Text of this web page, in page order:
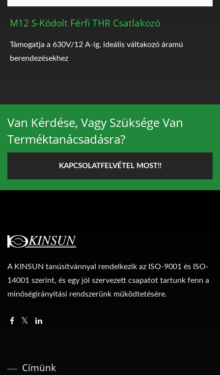
M12 S-Kódolt Férfi THR Csatlakozó
Támogatja a 630V/12 A-ig, ideális váltakozó áramú
berendezésekhez
Van Kérdése, Vagy Szüksége Van
Terméktanácsadásra?
KAPCSOLATFELVÉTEL MOST!!
A KINSUN tanúsítvánnyal rendelkezik az ISO-9001 és ISO-
14001 szerint, és egy jól szervezett csapatot tartunk fenn a
minőségirányítási rendszerünk működtetésére.
Címünk